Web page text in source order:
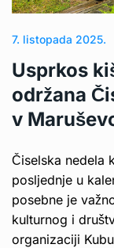
7. listopada 2025.
Usprkos
održana
v
Čiselska nedela
posljednje u
posebne je
kulturnog i
organizaciji